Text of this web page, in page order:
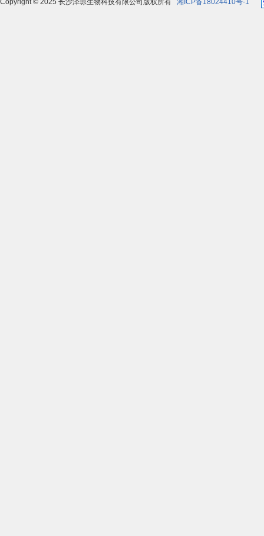
Copyright © 2025 长沙泽琼生物科技有限公司版权所有 湘ICP备18024410号-1